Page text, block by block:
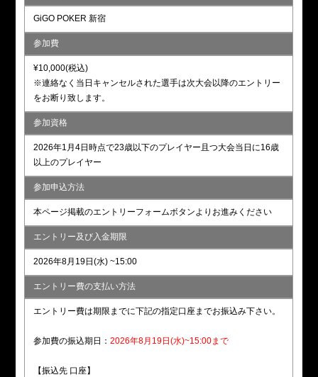
GiGO POKER 新宿
参加費
¥10,000(税込)
※連絡なく当日キャンセルされた選手は次大会以降のエントリー
をお断り致します。
参加資格
2026年1月4日時点で23歳以下のプレイヤー且つ大会当日に16歳
以上のプレイヤー
参加申込方法
本ページ掲載のエントリーフォームボタンよりお進みください
エントリー及び入金期限
2026年8月19日(水) ~15:00
エントリー費の支払い方法
エントリー費は期限までに下記の指定口座までお振込み下さい。
参加費の振込期日：2026年8月19日(水)~15:00まで
【振込先 口座】